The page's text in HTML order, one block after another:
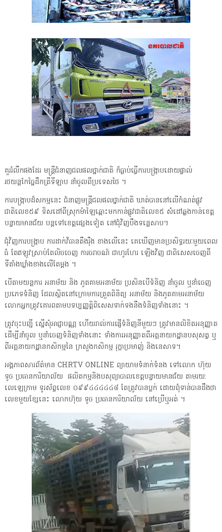
គួររំលឹកផងដែរ មន្ត្រីជំនាញជលផលថ្នាក់ជាតិ ក៏ធ្លាប់ធ្វើការបង្ក្រាបដោយផ្ទាល់
រថយន្តកែច្នៃដឹកត្រីទីឡាប នាំចូលពីប្រទេសថៃ ។
ការបង្ក្រាបដ៏សកម្មនេះ ជំនាញមន្ត្រីជលផលថ្នាក់ជាតិ ឃាត់បាននៅលើកំណត់ផ្លូវ
ជាតិលេខ៥៩ ទិសដៅពីស្រុកម៉ាឡៃឆ្ពោះមកកាន់ផ្លូវជាតិលេខ៥ សំដៅឆ្លងកាន់ខេត្ត
បន្ទាយមានជ័យ បន្តទៅខេត្តផ្សេងទៀត នៅជុំវិញបឹងទន្លេសាប។
ជុំវិញការបង្ក្រាប ការដាក់វិធានតឹងរ៉ឹង ខាងលើនេះ គេឃើញមានប្រសិទ្ធរយៈមួយពេល
ធំ តែឥឡូវស្រាប់តែលិចចេញ ការចរាចណ៍ ជាហូរហែរ ឡើងវិញ ជាពិសេសចេញពី
ទីតាំងឃ្លាំងខាងលើតែម្តង ។
បើតាមយន្តការ អនាម័យ និង ភូតគាមអនាម័យ ប្រសិនបើទំនិញ នាំចូល ឬនាំចេញ
ប្រភេទទំនិញ ដែលស្ថិតនៅក្រោមការត្រួតពិនិត្យ អនាម័យ និងភូតគាមអនាម័យ
លោកអ្នកត្រូវគោរពតាមបទប្បញ្ញត្តិពិសេសទាក់ទងនឹងទំនិញទាំងនោះ ។
ត្រូវចុះបញ្ជី ស្នើសុំអាជ្ញាបណ្ណ ហើយរាល់ការផ្ញើទំនិញនីមួយៗ ត្រូវមានលិខិតអនុញ្ញាត
ដើម្បីនាំចូល ឬនាំចេញទំនិញទាំងនោះ ទាំងការអនុញ្ញាតពីអគ្គនាយកដ្ឋានបសុសត្វ ឬ
ពីអគ្គនាយកដ្ឋានកសិកម្មនៃ ក្រសួងកសិកម្ម រុក្ខាប្រមាញ់ និងនេសាទ។
អង្គភាពសារព័ត៌មាន CHRTV ONLINE ព្យាយាមទំនាក់ទំនង ទៅលោក ហ៊ុយ
ទូច ប្រធានការិយាល័យ ផលិតកម្មនិងបសុព្យាបាលខេត្តបន្ទាយមានជ័យ តាមរយ:
លេឡេក្រាម ទូរស័ព្ទលេខ ០៩៩៤៤៤៤៤៨ តែត្រូវបានប្លក់ ដោយពុំទាន់បានដឹងថា
លេខមួយខ្សែនេះ លោកហ៊ុយ ទូច ប្រធានការិយាល័យ នៅប្រើឬអត់ ។